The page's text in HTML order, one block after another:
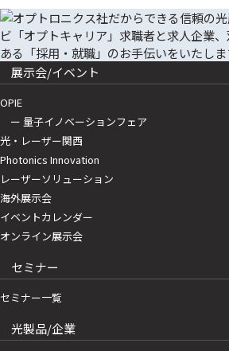
展示会/イベント
OPIE
ー 量子イノベーションフェア
光・レーザー関西
Photonics Innovation
レーザーソリューション
海外展示会
イベントカレンダー
オンライン展示会
セミナー
セミナー一覧
光製品/企業